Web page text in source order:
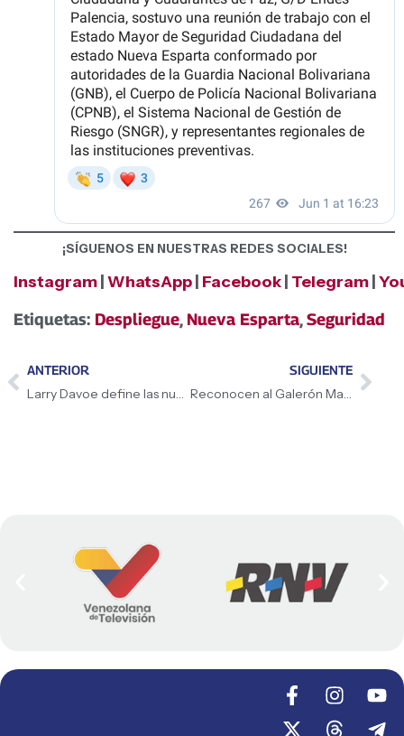
¡SÍGUENOS EN NUESTRAS REDES SOCIALES!
Instagram WhatsApp Facebook Telegram
Etiquetas: Despliegue, Nueva Esparta,Seguridad
ANTERIOR
Larry Davoe define las nueve líneas de acción para reestructurar el sistema de justicia penal
SIGUIENTE
Reconocen al Galerón Margariteño como patrimonio inmaterial